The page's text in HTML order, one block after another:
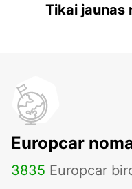
Tikai jaunas
Europcar
3835 Europcar